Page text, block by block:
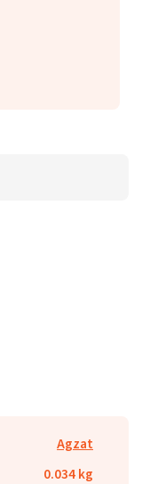
Agzat
0.034 kg